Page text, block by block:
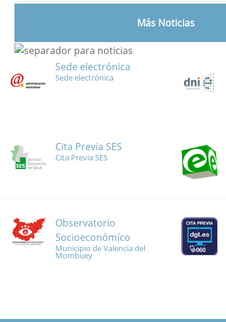
Más Noticias
Sede electrónica
Sede electrónica
Cita Previa SES
Cita Previa SES
Observatorio
Socioeconómíco
Municipio de Valencia del
Mombuey